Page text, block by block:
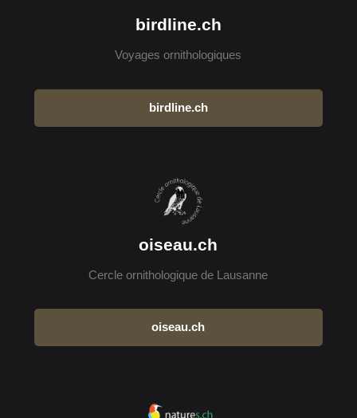
birdline.ch
Voyages ornithologiques
birdline.ch
oiseau.ch
Cercle ornithologique de Lausanne
oiseau.ch